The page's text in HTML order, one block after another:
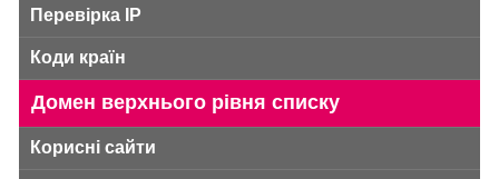
Перевірка IP
Коди країн
Домен верхнього рівня списку
Корисні сайти